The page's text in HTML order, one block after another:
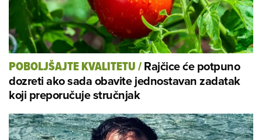
POBOLJŠAJTE KVALITETU/Rajčice će potpuno
dozreti ako sada obavite jednostavan zadatak
koji preporučuje stručnjak